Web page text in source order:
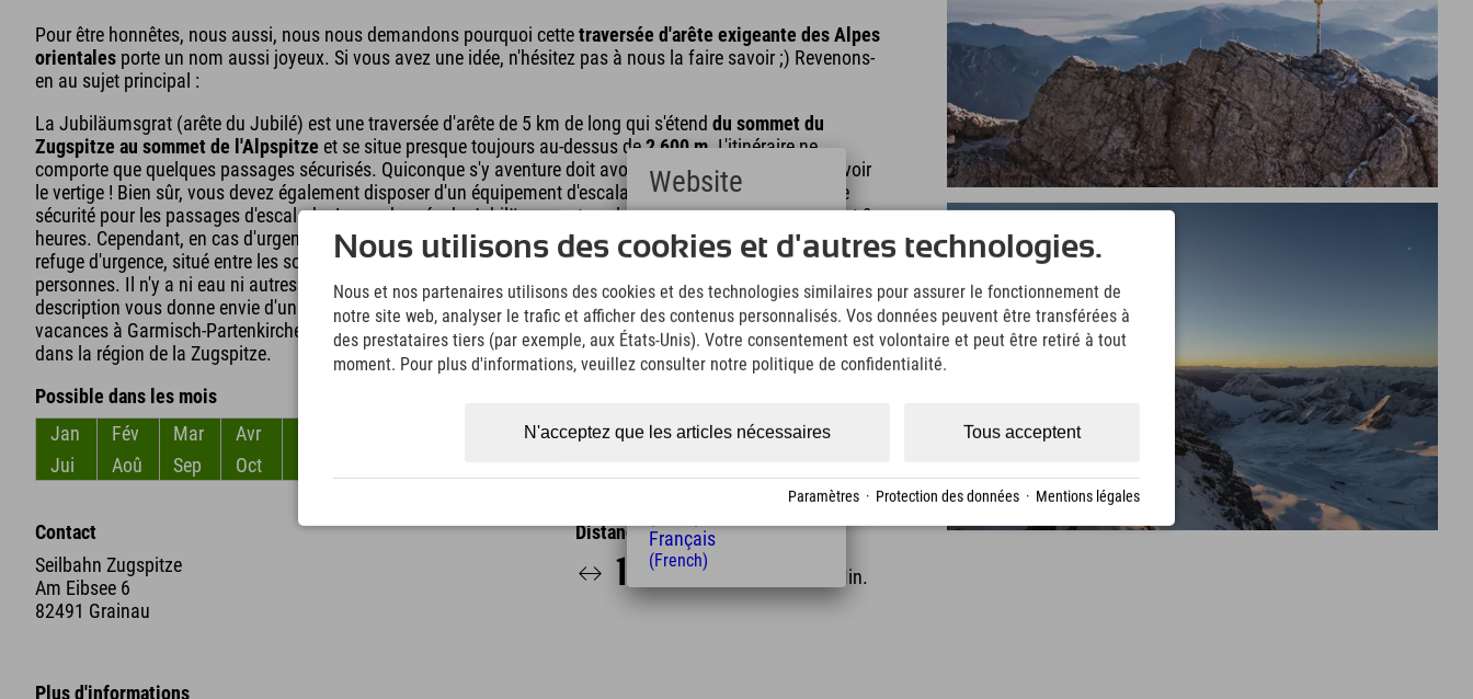
Pour être honnêtes, nous aussi, nous nous demandons pourquoi cettetraversée d'arête exigeante des Alpes
orientales porte un nom aussi joyeux. Si vous avez une idée, n'hésitez pas à nous la faire savoir ;) Revenons-
en au sujet principal :
La Jubiläumsgrat (arête du Jubilé) est une traversée d'arête de 5 km de long qui s'étend du sommet du
Zugspitze au sommet de l'Alpspitze et se situe presque toujours au-dessus de2 600 m . L'itinéraire ne
comporte que quelques passages sécurisés. Quiconque s'y aventure doit avoir le pied très sûr et ne pas avoir
le vertige ! Bien sûr, vous devez également disposer d'un équipement d'escalade complet et d'une corde de
sécurité pour les passages d'escalade. La randonnée du Jubiläumsgrat sur la Zugspitze dure généralement 9
heures. Cependant, en cas d'urgence, elle peut être divisée en deux jours, avec une nuit en refuge (bivouac). Ce
refuge d'urgence, situé entre les sommets du Höllentalspitze moyen et extérieur, offre un couchage sûr pour 12
personnes. Il n'y a ni eau ni autres commodités. Le refuge est une sorte de bunker pour dormir. Si cette
description vous donne envie d'un verre, alors la crête du Jubiläumsgrat n'est probablement pas faite pour vos
vacances à Garmisch-Partenkirchen. Rassurez-vous, il existe de nombreuses autres randonnées exigeantes
dans la région de la Zugspitze.
Possible dans les mois
Jan
Fév Mar Avr
Jui
Aoû Sep Oct
Contact
Seilbahn Zugspitze
Am Eibsee 6
82491 Grainau
Distance de l'hôtel
15.6 km Min.
Plus d'informations
Nous utilisons des cookies et d'autres technologies.
Nous et nos partenaires utilisons des cookies et des technologies similaires pour assurer le fonctionnement de
notre site web, analyser le trafic et afficher des contenus personnalisés. Vos données peuvent être transférées à
des prestataires tiers (par exemple, aux États-Unis). Votre consentement est volontaire et peut être retiré à tout
moment. Pour plus d'informations, veuillez consulter notre politique de confidentialité.
Tous acceptent
N'acceptez que les articles nécessaires
Paramètres · Protection des données · Mentions légales
Website
Deutsch
(German)
(English)
Italiano
(Italian)
Čeština
(Polish)
(Hungarian)
Français
(French)